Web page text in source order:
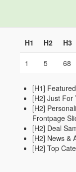
H1 H2 H3
1 5 68
[H1]
[H2] Just For
[H2]
Frontpage
[H2] Deal
[H2] News &
[H2] Top